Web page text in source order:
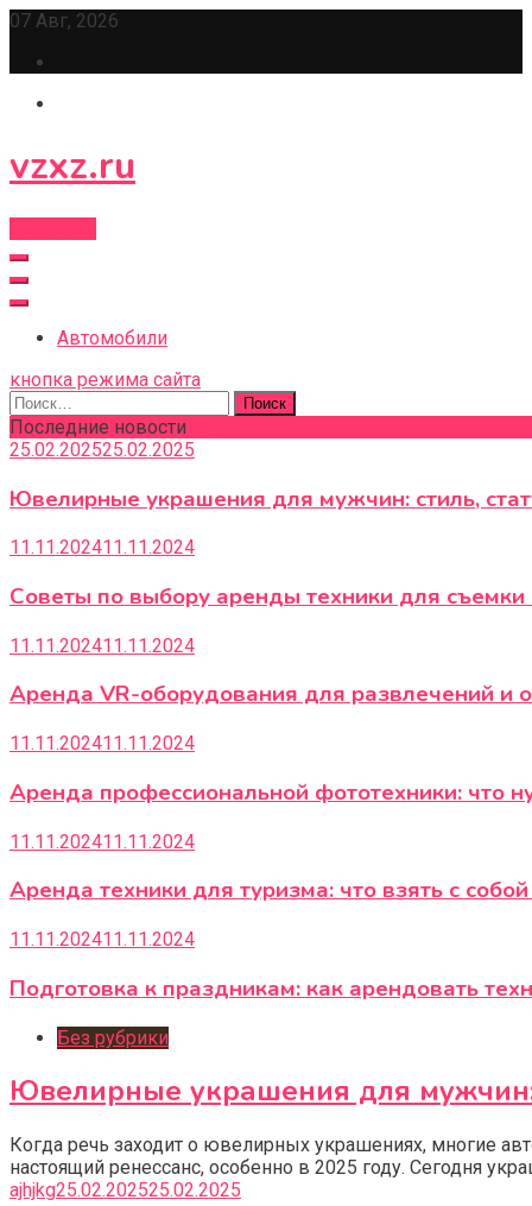
Перейти
содержимому
07 Авг, 2026
vzxz.ru
Автомобили
кнопка режима сайта
Найти:
Последние новости
25.02.202525.02.2025
Ювелирные украшения для мужчин: стиль,
11.11.202411.11.2024
Советы по выбору аренды техники для съемки
11.11.202411.11.2024
Аренда VR-оборудования для развлечений и
11.11.202411.11.2024
Аренда профессиональной фототехники: что
11.11.202411.11.2024
Аренда техники для туризма: что взять с
11.11.202411.11.2024
Подготовка к праздникам: как арендовать
Без рубрики
Ювелирные украшения для
Когда речь заходит о ювелирных украшениях, многие
настоящий ренессанс, особенно в 2025 году. Сегодня
ajhjkg25.02.202525.02.2025